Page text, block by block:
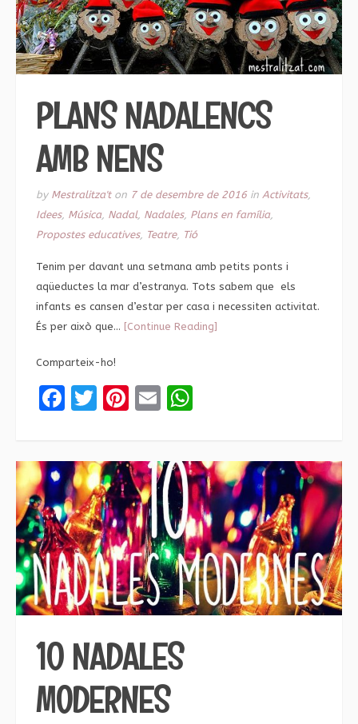
PLANS NADALENCS
AMB NENS
by Mestralitza'ton 7 de desembre de 2016 in Activitats,
Idees, Música, Nadal, Nadales, Plans en família,
Propostes educatives, Teatre, Tió
Tenim per davant una setmana amb petits ponts i
aqüeductes la mar d’estranya. Tots sabem que els
infants es cansen d’estar per casa i necessiten activitat.
És per això que… [Continue Reading]
Comparteix-ho!
Facebook
Twitter
Pinterest
Email
10 NADALES
MODERNES